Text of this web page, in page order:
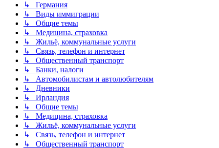
↳ Германия
↳ Виды иммиграции
↳ Общие темы
↳ Медицина, страховка
↳ Жильё, коммунальные услуги
↳ Связь, телефон и интернет
↳ Общественный транспорт
↳ Банки, налоги
↳ Автомобилистам и автолюбителям
↳ Дневники
↳ Ирландия
↳ Общие темы
↳ Медицина, страховка
↳ Жильё, коммунальные услуги
↳ Связь, телефон и интернет
↳ Общественный транспорт